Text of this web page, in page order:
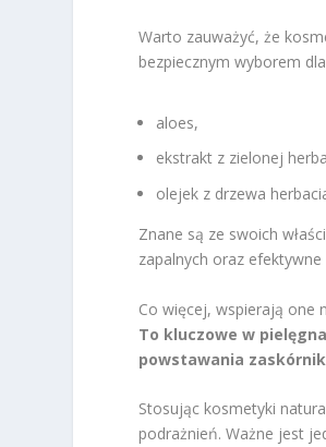
Warto zauważyć, że
bezpiecznym wyborem
aloes,
ekstrakt z zielonej
olejek z drzewa
Znane są ze swoich
zapalnych oraz
Co więcej, wspierają one
To kluczowe w
powstawania
Stosując kosmetyki
podrażnień. Ważne jest